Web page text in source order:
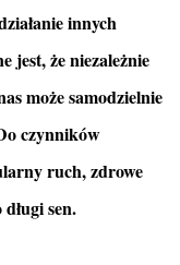
innych
jest, że niezależnie
może samodzielnie
czynników
ruch, zdrowe
sen.